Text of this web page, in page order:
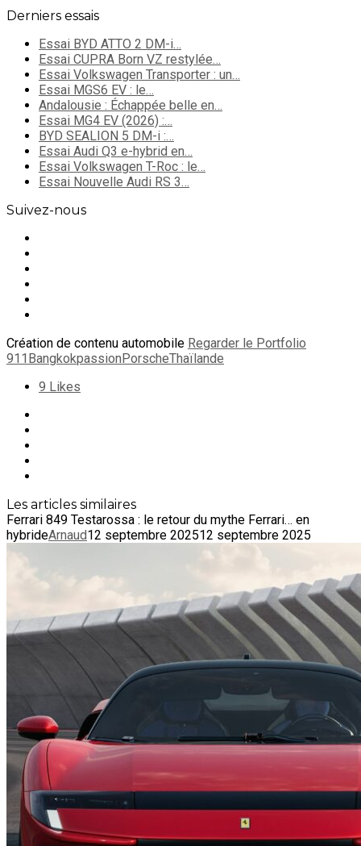
Derniers essais
Essai BYD ATTO 2 DM-i…
Essai CUPRA Born VZ restylée…
Essai Volkswagen Transporter : un…
Essai MGS6 EV : le…
Andalousie : Échappée belle en…
Essai MG4 EV (2026) :…
BYD SEALION 5 DM-i :…
Essai Audi Q3 e-hybrid en…
Essai Volkswagen T-Roc : le…
Essai Nouvelle Audi RS 3…
Suivez-nous
Création de contenu automobile Regarder le Portfolio
911 BangkokpassionPorscheThaïlande
9 Likes
Les articles similaires
Ferrari 849 Testarossa : le retour du mythe Ferrari… en
hybrideArnaud12 septembre 202512 septembre 2025